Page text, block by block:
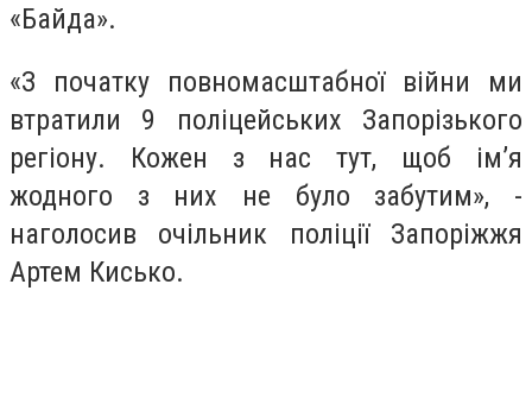
«Байда».
«З початку повномасштабної війни ми
втратили 9 поліцейських Запорізького
регіону. Кожен з нас тут, щоб ім’я
жодного з них не було забутим», -
наголосив очільник поліції Запоріжжя
Артем Кисько.